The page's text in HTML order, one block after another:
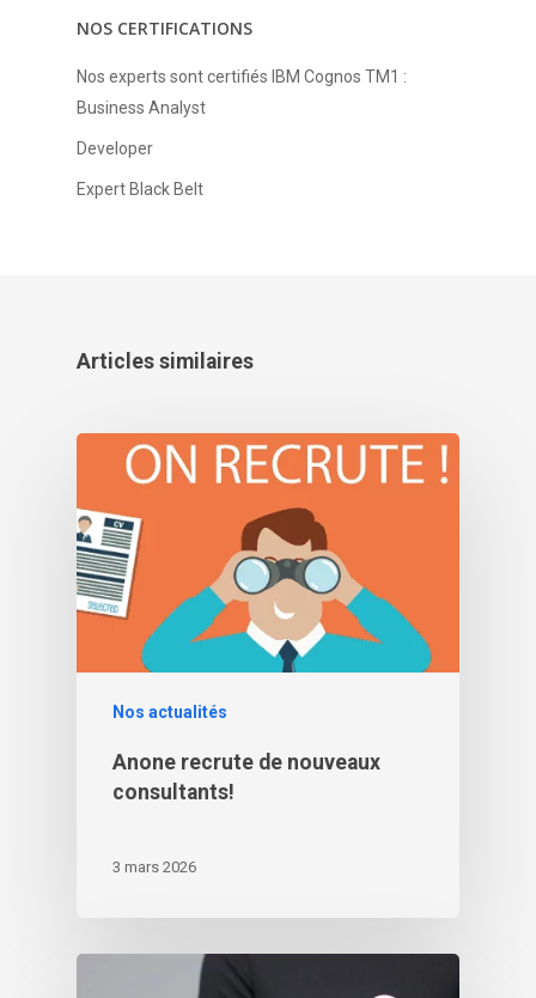
NOS CERTIFICATIONS
Nos experts sont certifiés IBM Cognos TM1 :
Business Analyst
Developer
Expert Black Belt
Articles similaires
Nos actualités
Anone recrute de nouveaux
consultants!
3 mars 2026
Formation